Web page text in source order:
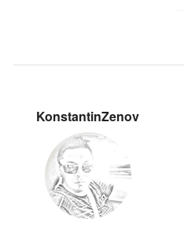
KonstantinZenov